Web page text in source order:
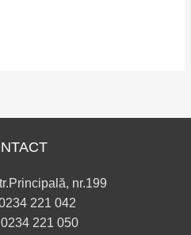
nr.199
221 042
0234 221 050